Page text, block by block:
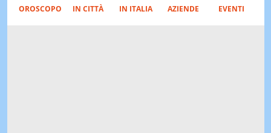
OROSCOPO
IN CITTÀ IN ITALIA AZIENDE EVENTI